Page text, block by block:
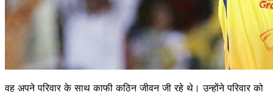
वह अपने परिवार के साथ काफी कठिन जीवन जी रहे थे। उन्होंने परिवार को